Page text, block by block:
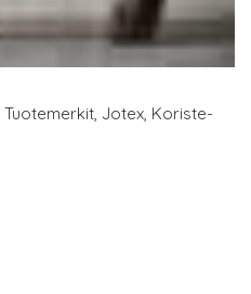
Tuotemerkit, Jotex, Koriste-